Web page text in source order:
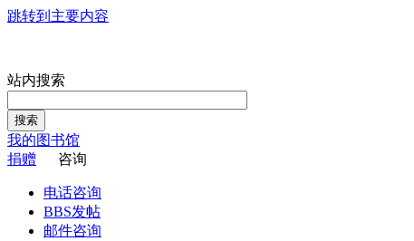
跳转到主要内容
站内搜索
搜索
我的图书馆
捐赠
咨询
电话咨询
BBS发帖
邮件咨询